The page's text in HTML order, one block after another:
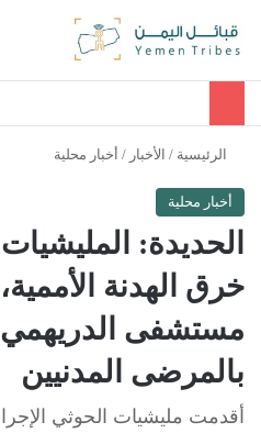
الرئيسية / الأخبار / أخبار محلية
أخبار محلية
الحديدة:
خرق الهدنة
مستشفى الدريهمي
بالمرضى المدنيين